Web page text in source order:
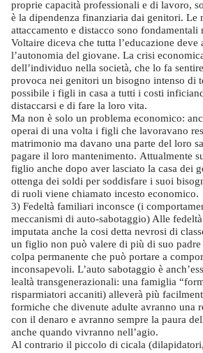
proprie capacità professionali e di lavoro,
è la dipendenza finanziaria dai genitori. Le
attaccamento e distacco sono fondamentali
Voltaire diceva che tutta l’educazione deve
l’autonomia del giovane. La crisi
dell’individuo nella società, che lo fa
provoca nei genitori un bisogno intenso di
possibile i figli in casa a tutti i costi
distaccarsi e di fare la loro vita.
Ma non è solo un problema economico:
operai di una volta i figli che lavoravano
matrimonio ma davano una parte del loro
pagare il loro mantenimento. Attualmente
figlio anche dopo aver lasciato la casa dei
ottenga dei soldi per soddisfare i suoi
di ruoli viene chiamato incesto economico.
3) Fedeltà familiari inconsce (i
meccanismi di auto-sabotaggio) Alle
imputata anche la cosi detta nevrosi di
un figlio non può valere di più di suo padre
colpa permanente che può portare a
inconsapevoli. L’auto sabotaggio è
lealtà transgenerazionali: una famiglia
risparmiatori accaniti) alleverà più
formiche che divenute adulte avranno una
con il denaro e avranno sempre la paura
anche quando vivranno nell’agio.
Al contrario il piccolo di cicala